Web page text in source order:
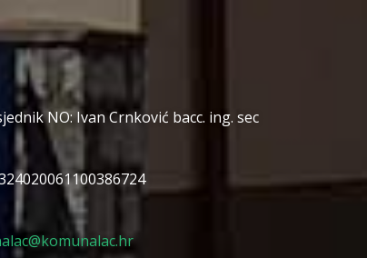
NO: Ivan Crnković bacc. ing. sec